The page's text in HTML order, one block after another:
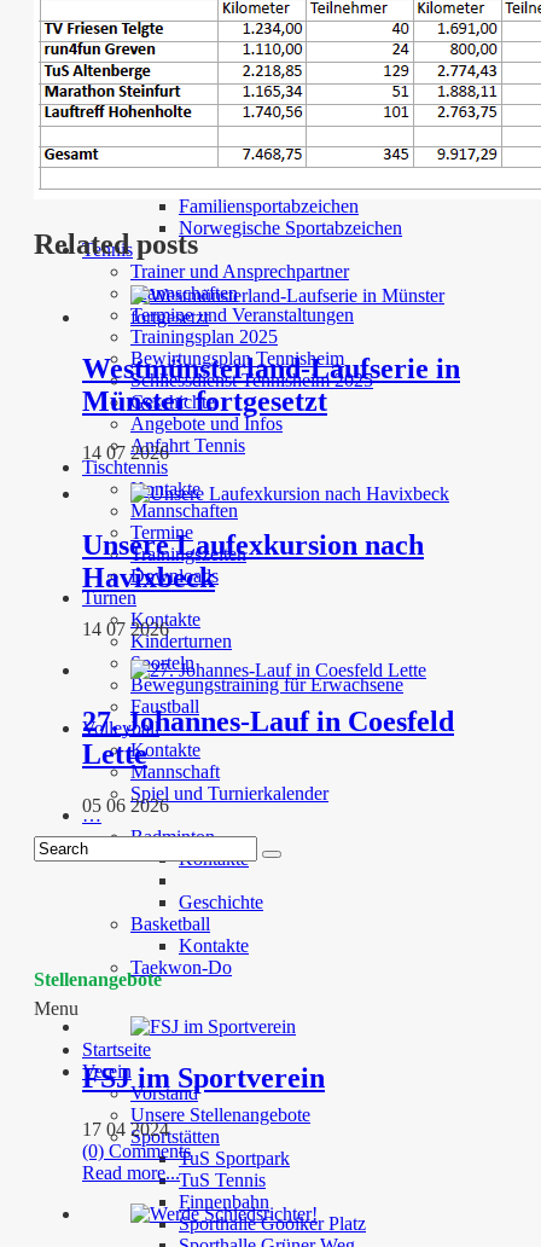
Leitfaden RTA
Termine
Bekleidung
Sponsoren
Sportabzeichen
Angebote Sportabzeichen
Deutsches Sportabzeichen
Familiensportabzeichen
Norwegische Sportabzeichen
Tennis
Trainer und Ansprechpartner
Mannschaften
Termine und Veranstaltungen
Trainingsplan 2025
Bewirtungsplan Tennisheim
Schliessdienst Tennisheim 2025
Geschichte
Angebote und Infos
Anfahrt Tennis
Tischtennis
Kontakte
Mannschaften
Termine
Trainingszeiten
Downloads
Turnen
Kontakte
Kinderturnen
Sporteln
Bewegungstraining für Erwachsene
Faustball
Volleyball
Kontakte
Mannschaft
Spiel und Turnierkalender
…
Badminton
Kontakte
Geschichte
Basketball
Kontakte
Taekwon-Do
Menu
Startseite
Verein
Vorstand
Unsere Stellenangebote
Sportstätten
TuS Sportpark
TuS Tennis
Finnenbahn
Sporthalle Gooiker Platz
Related posts
Westmünsterland-Laufserie in
Münster fortgesetzt
14 07 2026
Unsere Laufexkursion nach
Havixbeck
14 07 2026
27. Johannes-Lauf in Coesfeld
Lette
05 06 2026
Stellenangebote
FSJ im Sportverein
17 04 2024
(0) Comments
Read more...